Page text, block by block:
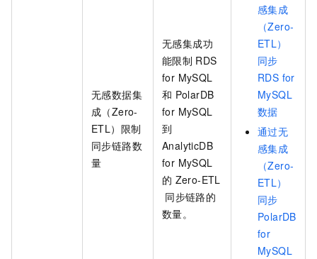
无感数据集
成（Zero-
ETL）限制
同步链路数
量
无感集成功
能限制 RDS
for MySQL
和 PolarDB
for MySQL
到
AnalyticDB
for MySQL
的 Zero-ETL
同步链路的
数量。
感集成
（Zero-
ETL）
同步
RDS for
MySQL
数据
通过无
感集成
（Zero-
ETL）
同步
PolarDB
for
MySQL